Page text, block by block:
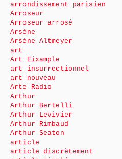
arrondissement parisien
Arroseur
Arroseur arrosé
Arsène
Arsène Altmeyer
art
Art Eixample
art insurrectionnel
art nouveau
Arte Radio
Arthur
Arthur Bertelli
Arthur Levivier
Arthur Rimbaud
Arthur Seaton
article
article discrètement